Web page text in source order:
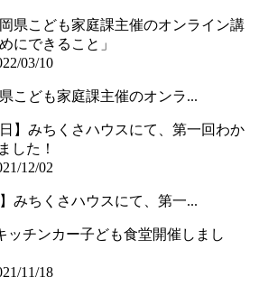
03/10
こども家庭課主催のオンラ...
12/02
みちくさハウスにて、第一...
11/18